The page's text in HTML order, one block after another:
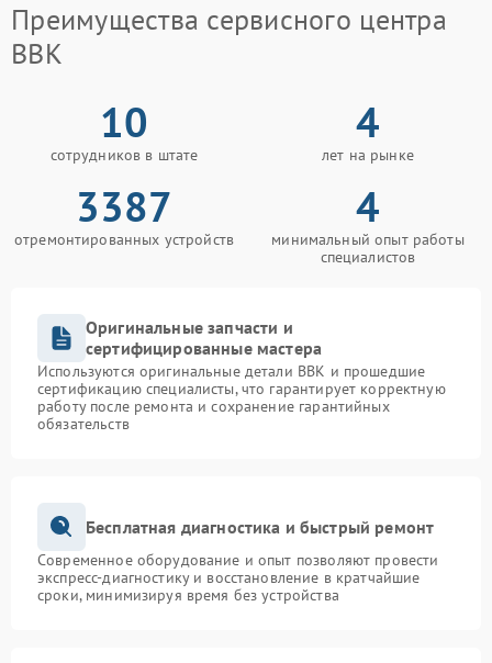
Преимущества сервисного центра
BBK
10
сотрудников в штате
4
лет на рынке
3387
отремонтированных устройств
4
минимальный опыт работы
специалистов
Оригинальные запчасти и
сертифицированные мастера
Используются оригинальные детали BBK и прошедшие
сертификацию специалисты, что гарантирует корректную
работу после ремонта и сохранение гарантийных
обязательств
Бесплатная диагностика и быстрый ремонт
Современное оборудование и опыт позволяют провести
экспресс-диагностику и восстановление в кратчайшие
сроки, минимизируя время без устройства